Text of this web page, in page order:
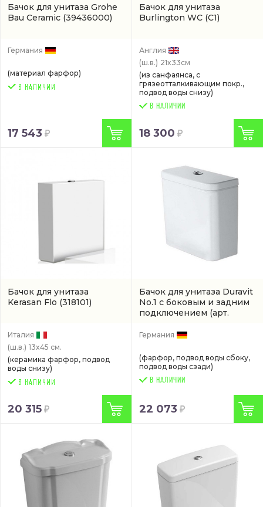
Бачок для унитаза Grohe
Bau Ceramic (39436000)
Германия
(материал фарфор)
17 543
Бачок для унитаза
Burlington WC (C1)
Англия
(ш.в.) 21x33см
(из санфаянса, с
грязеотталкивающим покр.,
подвод воды снизу)
В НАЛИЧИИ
18 300
Бачок для унитаза
Kerasan Flo (318101)
Италия
(ш.в.) 13x45 см.
(керамика фарфор, подвод
воды снизу)
20 315
Бачок для унитаза Duravit
No.1 с боковым и задним
подключением (арт.
Германия
(фарфор, подвод воды сбоку,
подвод воды сзади)
В НАЛИЧИИ
22 073